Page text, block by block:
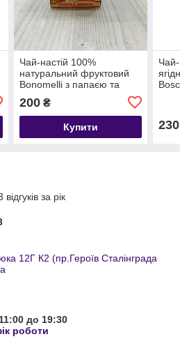
Чай-настій 100%
натуральний фруктовий
Bonomelli з папаєю та
апельсином 12 пакетиків,
Італія
200₴
Купити
Чай-
230
за рік
12Г К2 (пр.Героїв Сталінграда
до 19:30
роботи